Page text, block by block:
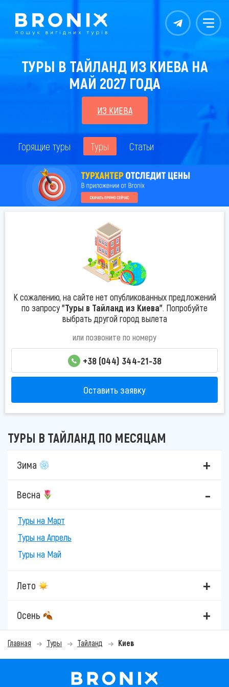
Контакты Меню
ТУРЫ В ТАЙЛАНД ИЗ КИЕВА НА
МАЙ 2027 ГОДА
ИЗ КИЕВА
Горящие туры Туры Статьи
К сожалению, на сайте нет опубликованных предложений
по запросу"Туры в Тайланд из Киева". Попробуйте
выбрать другой город вылета
или позвоните по номеру
+38 (044) 344-21-38
Оставить заявку
ТУРЫ В ТАЙЛАНД ПО МЕСЯЦАМ
Зима
Весна
Туры на Март
Туры на Апрель
Туры на Май
Лето
Осень
Главная Туры Тайланд Киев